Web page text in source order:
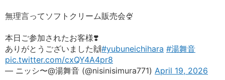
無理言ってソフトクリーム販売会🍨
本日ご参加されたお客様❣️
ありがとうございました🙌#yubuneichihara #湯舞音
pic.twitter.com/cxQY4A4pr8
— ニッシ〜@湯舞音 (@nisinisimura771) April 19, 2026